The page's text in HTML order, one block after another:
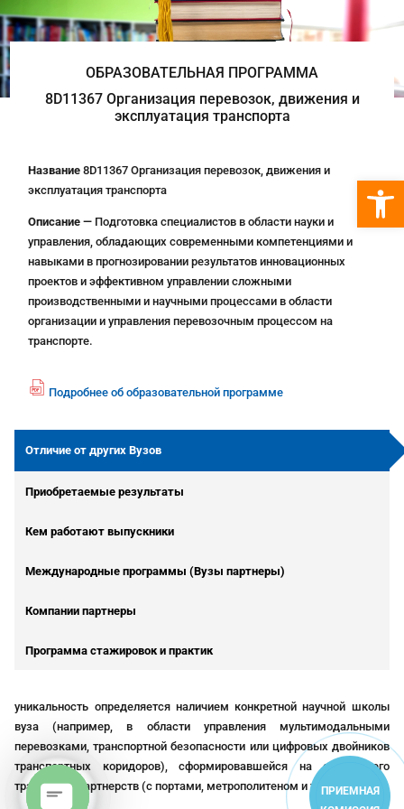
ОБРАЗОВАТЕЛЬНАЯ ПРОГРАММА
8D11367 Организация перевозок, движения и
эксплуатация транспорта
Название8D11367 Организация перевозок, движения и
эксплуатация транспорта
Описание — Подготовка специалистов в области науки и
управления, обладающих современными компетенциями и
навыками в прогнозировании результатов инновационных
проектов и эффективном управлении сложными
производственными и научными процессами в области
организации и управления перевозочным процессом на
транспорте.
p
df
ic
o
Подробнее об образовательной программе
Отличие от других Вузов
Приобретаемые результаты
Кем работают выпускники
Международные программы (Вузы партнеры)
Компании партнеры
Программа стажировок и практик
уникальность определяется наличием конкретной научной школы
вуза (например, в области управления мультимодальными
перевозками, транспортной безопасности или цифровых двойников
транспортных коридоров), сформировавшейся на основе его
традиций и партнерств (с портами, метрополитеном и т.д.).ПРИЕМНАЯ